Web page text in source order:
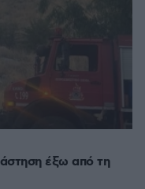
έξω από τη